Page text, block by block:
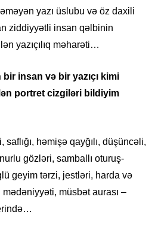
yazı üslubu və öz daxili
ziddiyyətli insan qəlbinin
yazıçılıq məharəti…
insan və bir yazıçı kimi
portret cizgiləri bildiyim
saflığı, həmişə qayğılı, düşüncəli,
gözləri, samballı oturuş-
geyim tərzi, jestləri, harda və
müsbət aurası –